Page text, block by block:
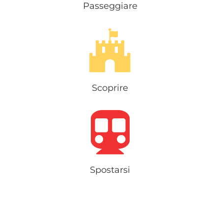
Passeggiare
Scoprire
Spostarsi